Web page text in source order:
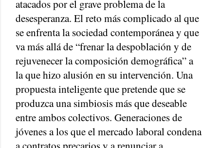
atacados por el grave problema de la
desesperanza. El reto más complicado al que
se enfrenta la sociedad contemporánea y que
va más allá de “frenar la despoblación y de
rejuvenecer la composición demográfica” a
la que hizo alusión en su intervención. Una
propuesta inteligente que pretende que se
produzca una simbiosis más que deseable
entre ambos colectivos. Generaciones de
jóvenes a los que el mercado laboral condena